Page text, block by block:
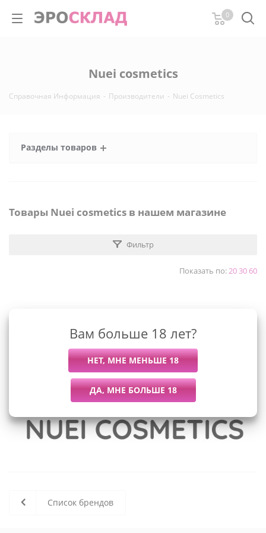
0
Nuei cosmetics
Справочная Информация - Производители - Nuei Cosmetics
Разделы товаров
Товары Nuei cosmetics в нашем магазине
Фильтр
Показать по:203060
В данный момент нет активных
товаров
Список брендов
Вам больше 18 лет?